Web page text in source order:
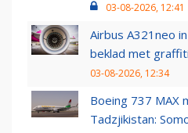
03-08-2026, 12:41
Airbus A321neo
beklad met graffiti
03-08-2026, 12:34
Boeing 737 MAX
Tadzjikistan: